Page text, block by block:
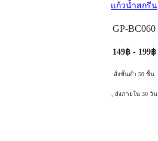
แก้วน้ำสกรีน
GP-BC060
149฿ - 199฿
สั่งขั้นต่ำ 50 ชิ้น
, ส่งภายใน 30 วัน